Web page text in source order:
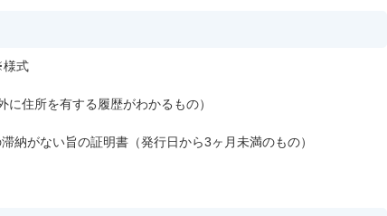
式
住所を有する履歴がわかるもの）
納がない旨の証明書（発行日から3ヶ月未満のもの）